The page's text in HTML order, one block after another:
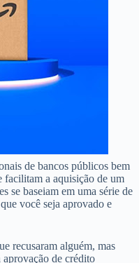
de bancos públicos bem
facilitam a aquisição de um
se baseiam em uma série de
você seja aprovado e
recusaram alguém, mas
de crédito